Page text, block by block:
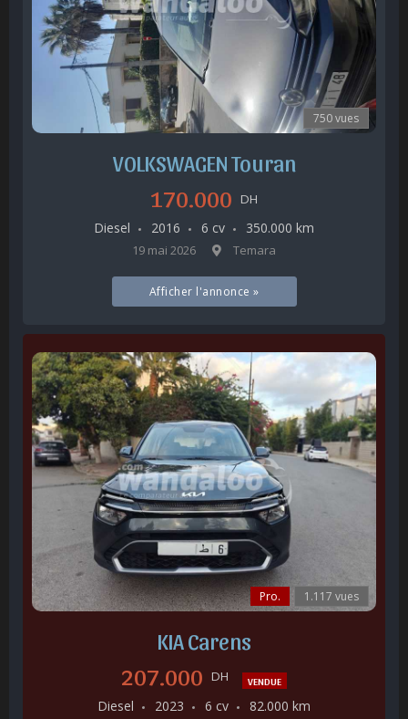
750 vues
VOLKSWAGEN Touran
170.000 DH
Diesel 2016 6 cv 350.000 km
19 mai 2026 Temara
Afficher l'annonce »
Pro. 1.117 vues
KIA Carens
207.000 DH VENDUE
Diesel 2023 6 cv 82.000 km